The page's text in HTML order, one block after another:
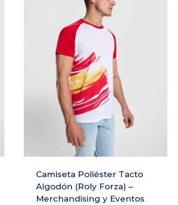
Camiseta Poliéster Tacto
Algodón (Roly Forza) –
Merchandising y Eventos